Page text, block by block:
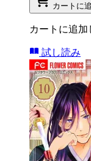
カートに
カートに追加
試し読み